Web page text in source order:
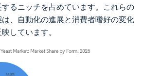
るニッチを占めています。これらの
、自動化の進展と消費者嗜好の変化
しています。